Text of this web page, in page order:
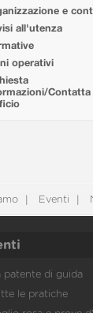
e
all'utenza
operativi
Contatta
Eventi
patente di guida
le pratiche